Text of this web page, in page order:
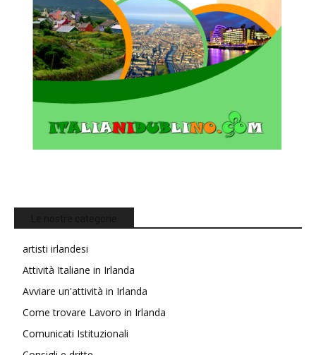
artisti irlandesi
Attività Italiane in Irlanda
Avviare un'attività in Irlanda
Come trovare Lavoro in Irlanda
Comunicati Istituzionali